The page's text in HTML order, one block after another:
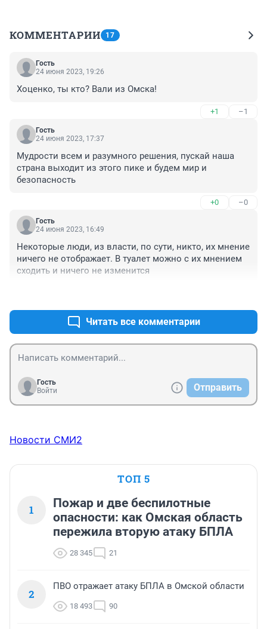
КОММЕНТАРИИ 17
Гость
24 июня 2023, 19:26
Хоценко, ты кто? Вали из Омска!
+1 –1
Гость
24 июня 2023, 17:37
Мудрости всем и разумного решения, пускай наша
страна выходит из этого пике и будем мир и
безопасность
+0 –0
Гость
24 июня 2023, 16:49
Некоторые люди, из власти, по сути, никто, их мнение
ничего не отображает. В туалет можно с их мнением
сходить и ничего не изменится
Читать все комментарии
Гость
Войти
Отправить
Новости СМИ2
ТОП 5
1
Пожар и две беспилотные
опасности: как Омская область
пережила вторую атаку БПЛА
28 345 21
2
ПВО отражает атаку БПЛА в Омской области
18 493 90